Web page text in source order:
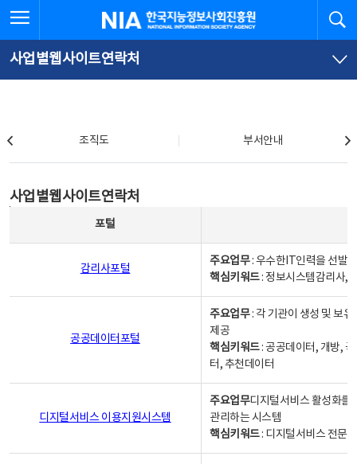
문
로
가
체
뉴
바
가
한국지능정보사회진흥원
사업별웹사이트연락처
조직도 부서안내
사업별웹사이트연락처
포털
감리사포털
주요업무: 우수한IT인력을 선발
핵심키워드: 정보시스템감리사,
공공데이터포털
주요업무: 각 기관이 생성 및 보
제공
핵심키워드: 공공데이터, 개방,
터, 추천데이터
디지털서비스 이용지원시스템
주요업무디지털서비스 활성화를
관리하는 시스템
핵심키워드: 디지털서비스 전문